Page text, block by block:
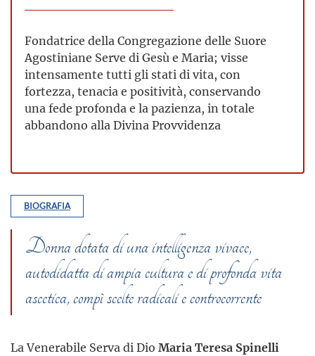
Fondatrice della Congregazione delle Suore
Agostiniane Serve di Gesù e Maria; visse
intensamente tutti gli stati di vita, con
fortezza, tenacia e positività, conservando
una fede profonda e la pazienza, in totale
abbandono alla Divina Provvidenza
BIOGRAFIA
Donna dotata di una intelligenza vivace,
autodidatta di ampia cultura e di profonda vita
ascetica, compì scelte radicali e controcorrente
La Venerabile Serva di Dio Maria Teresa Spinelli